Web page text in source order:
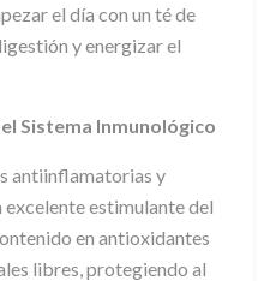
el día con un té de
y energizar el
Sistema Inmunológico
antiinflamatorias y
estimulante del
en antioxidantes
libres, protegiendo al